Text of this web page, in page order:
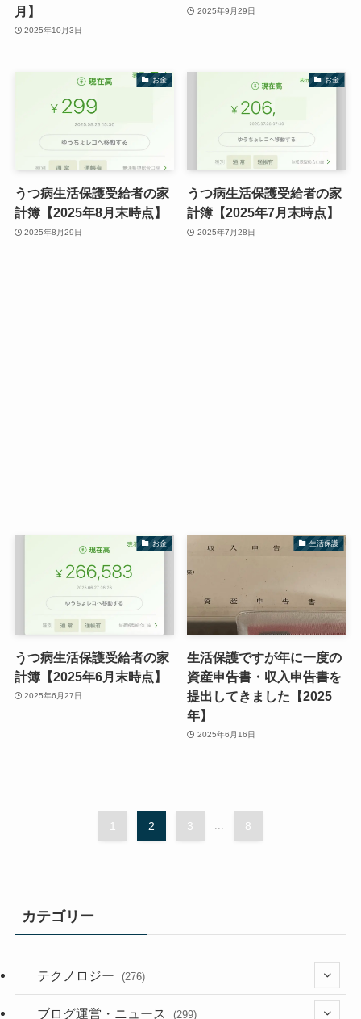
月】
2025年10月3日
2025年9月29日
お金
うつ病生活保護受給者の家
計簿【2025年8月末時点】
2025年8月29日
お金
うつ病生活保護受給者の家
計簿【2025年7月末時点】
2025年7月28日
お金
うつ病生活保護受給者の家
計簿【2025年6月末時点】
2025年6月27日
生活保護
生活保護ですが年に一度の
資産申告書・収入申告書を
提出してきました【2025
年】
2025年6月16日
1 2 3 ... 8
カテゴリー
テクノロジー (276)
(36)
ブログ運営・ニュース (299)